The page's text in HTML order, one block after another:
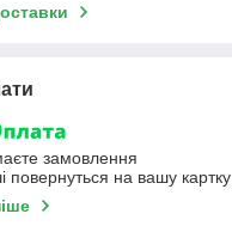
замовлення
повернуться на вашу картку